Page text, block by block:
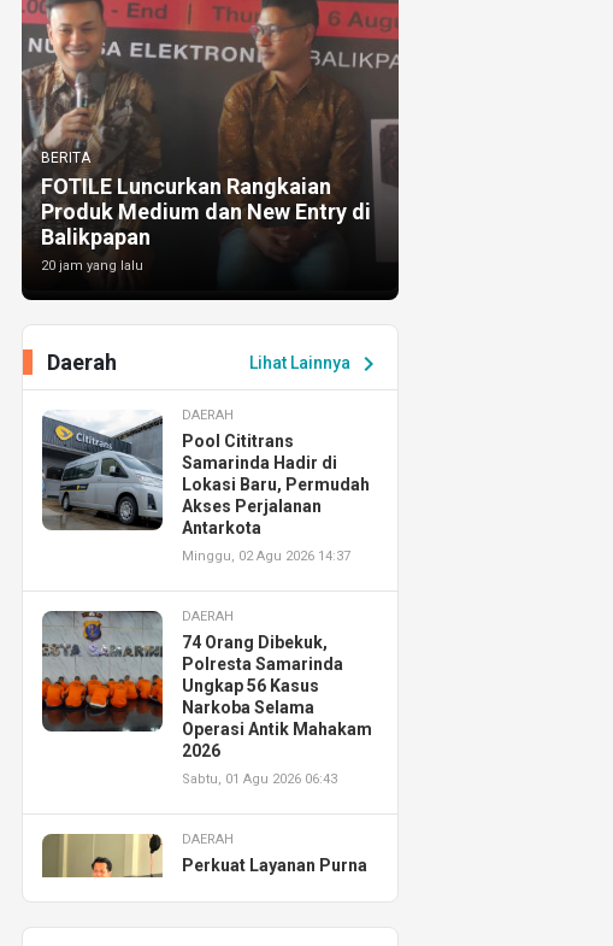
BERITA
FOTILE Luncurkan Rangkaian
Produk Medium dan New Entry di
Balikpapan
20 jam yang lalu
Lihat Lainnya chevron_right
Daerah
DAERAH
Pool Cititrans
Samarinda Hadir di
Lokasi Baru, Permudah
Akses Perjalanan
Antarkota
Minggu, 02 Agu 2026 14:37
DAERAH
74 Orang Dibekuk,
Polresta Samarinda
Ungkap 56 Kasus
Narkoba Selama
Operasi Antik Mahakam
2026
Sabtu, 01 Agu 2026 06:43
DAERAH
Perkuat Layanan Purna
Resmikan AHASS